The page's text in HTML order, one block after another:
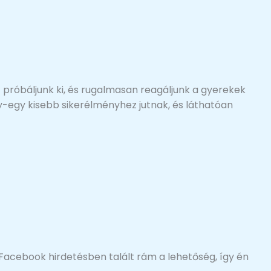
ki, és rugalmasan reagáljunk a gyerekek
egy kisebb sikerélményhez jutnak, és láthatóan
hirdetésben talált rám a lehetőség, így én